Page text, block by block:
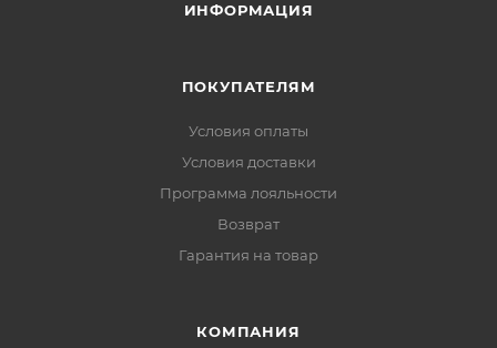
ИНФОРМАЦИЯ
ПОКУПАТЕЛЯМ
Условия оплаты
Условия доставки
Программа лояльности
Возврат
Гарантия на товар
КОМПАНИЯ